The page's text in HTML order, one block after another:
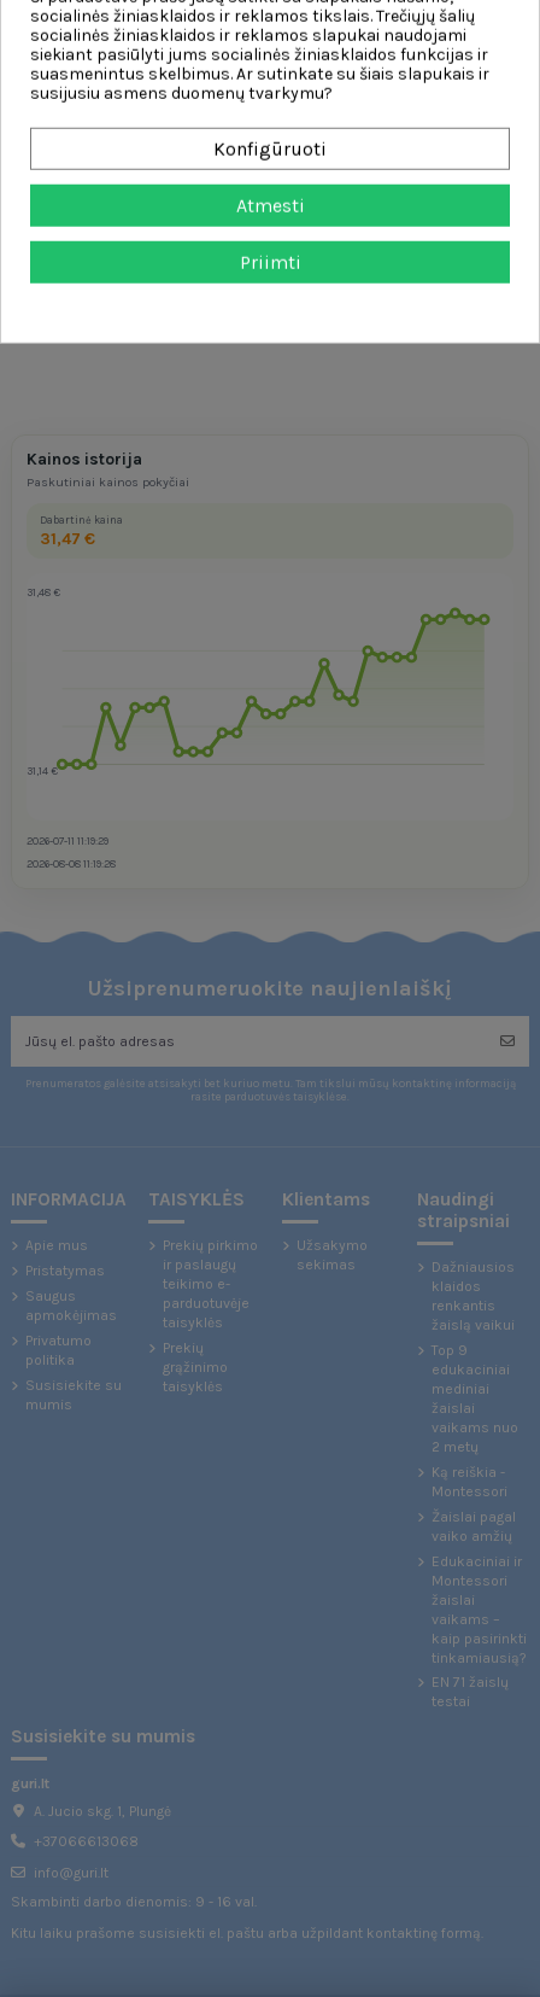
Savybės:
- žaislas skirtas vaikams nuo3 metų
- aukšta kėdutė lėlėms maitinti
- rotango pynimas atloše - natūralus prisilietimas
- tvirta medinė konstrukcija
- dažytos detalės ir senovinio stiliaus gėlių raštai
-skatina kūrybinį žaidimą ir socialinę raidą
Kainos istorija
Paskutiniai kainos pokyčiai
Dabartinė kaina
31,47 €
31,48 €
31,14 €
2026-07-11 11:19:29
2026-08-08 11:19:28
Užsiprenumeruokite naujienlaiškį
Prenumeratos galėsite atsisakyti bet kuriuo metu. Tam tikslui mūsų kontaktinę informaciją
rasite parduotuvės taisyklėse.
INFORMACIJA
Apie mus
Pristatymas
Saugus
apmokėjimas
Privatumo
politika
Susisiekite su
mumis
TAISYKLĖS
Prekių pirkimo
ir paslaugų
teikimo e-
parduotuvėje
taisyklės
Prekių
grąžinimo
taisyklės
Klientams
Užsakymo
sekimas
Naudingi
straipsniai
Dažniausios
klaidos
renkantis
žaislą vaikui
Top 9
edukaciniai
mediniai
žaislai
vaikams nuo
2 metų
Ką reiškia -
Montessori
Žaislai pagal
vaiko amžių
Edukaciniai ir
Montessori
žaislai
vaikams –
kaip pasirinkti
tinkamiausią?
EN 71 žaislų
testai
Susisiekite su mumis
guri.lt
A. Jucio skg. 1, Plungė
+37066613068
info@guri.lt
Skambinti darbo dienomis: 9 - 16 val.
Kitu laiku prašome susisiekti el. paštu arba užpildant kontaktinę formą
socialinės žiniasklaidos ir reklamos tikslais. Trečiųjų šalių
socialinės žiniasklaidos ir reklamos slapukai naudojami
siekiant pasiūlyti jums socialinės žiniasklaidos funkcijas ir
suasmenintus skelbimus. Ar sutinkate su šiais slapukais ir
susijusiu asmens duomenų tvarkymu?
Konfigūruoti
Atmesti
Priimti